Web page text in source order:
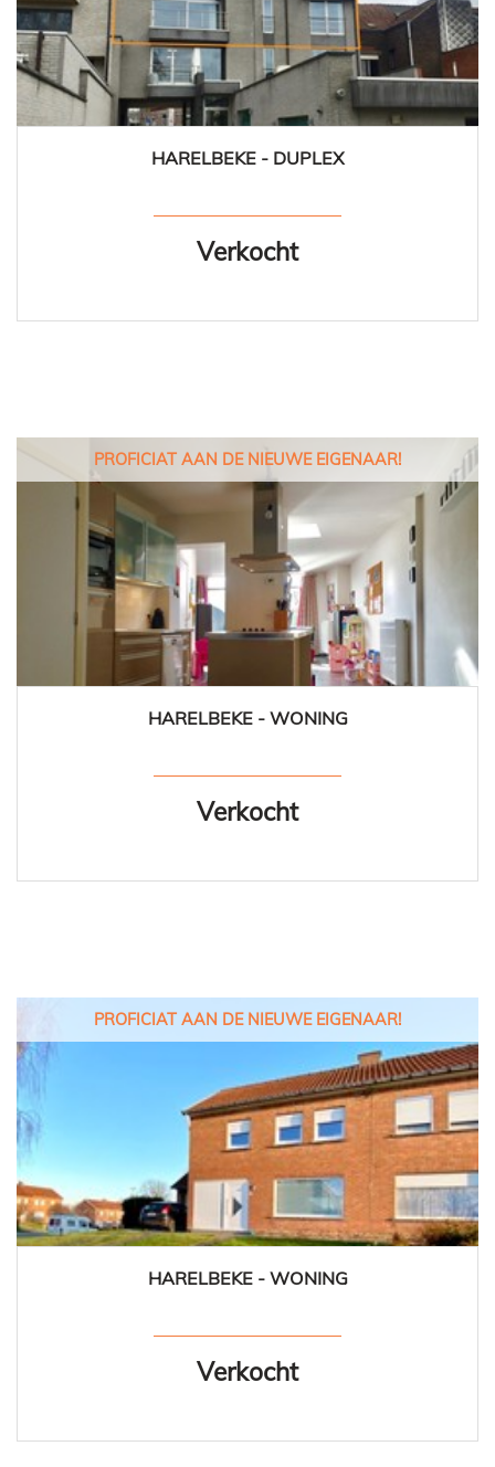
150 m² 2
HARELBEKE - DUPLEX
Verkocht
PROFICIAT AAN DE NIEUWE EIGENAAR!
3 1
HARELBEKE - WONING
Verkocht
PROFICIAT AAN DE NIEUWE EIGENAAR!
4 1 Ja
HARELBEKE - WONING
Verkocht